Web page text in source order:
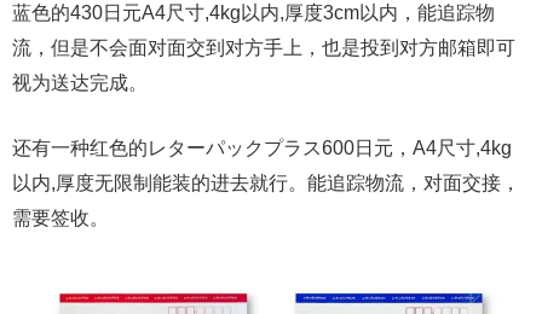
蓝色的430日元A4尺寸,4kg以内,厚度3cm以内，能追踪物
流，但是不会面对面交到对方手上，也是投到对方邮箱即可
视为送达完成。
还有一种红色的レターパックプラス600日元，A4尺寸,4kg
以内,厚度无限制能装的进去就行。能追踪物流，对面交接，
需要签收。